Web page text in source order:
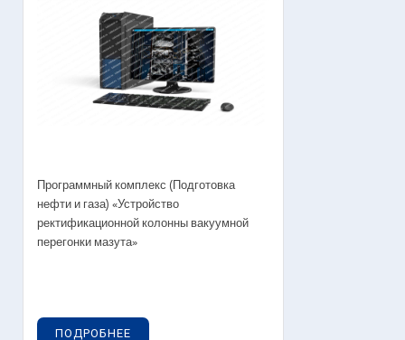
Программный комплекс (Подготовка
нефти и газа) «Устройство
ректификационной колонны вакуумной
перегонки мазута»
ПОДРОБНЕЕ